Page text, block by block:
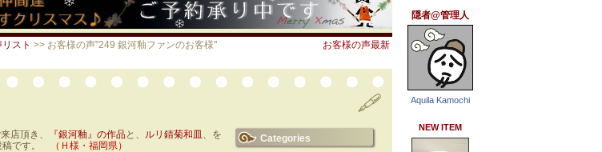
スト >> お客様の声"249 銀河釉ファンのお客様" お客様の声最新
店頂き、 『銀河釉』の作品と、 ルリ錆菊和皿 、を
稿です。
（Ｈ様・福岡県）
Categories
隠者@管理人
Aquila Kamochi
NEW ITEM